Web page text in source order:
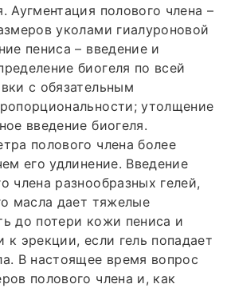
Аугментация полового члена –
уколами гиалуроновой
пениса – введение и
биогеля по всей
с обязательным
утолщение
введение биогеля.
полового члена более
его удлинение. Введение
члена разнообразных гелей,
масла дает тяжелые
до потери кожи пениса и
к эрекции, если гель попадает
В настоящее время вопрос
полового члена и, как